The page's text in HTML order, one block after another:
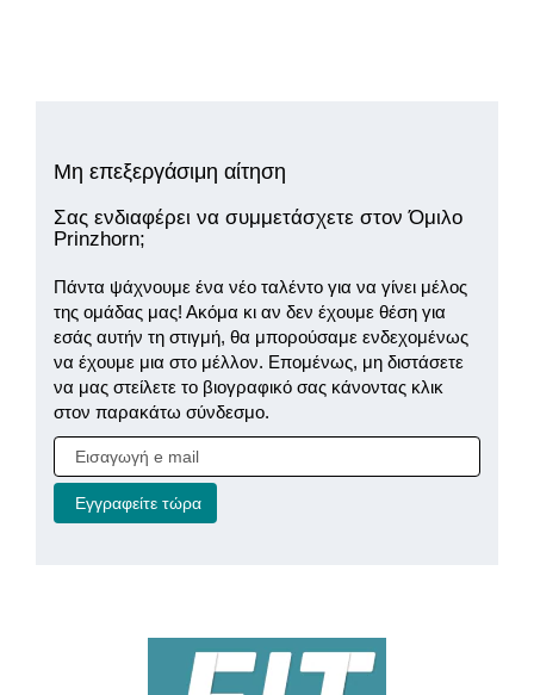
Μη επεξεργάσιμη αίτηση
Σας ενδιαφέρει να συμμετάσχετε στον Όμιλο
Prinzhorn;
Πάντα ψάχνουμε ένα νέο ταλέντο για να γίνει μέλος
της ομάδας μας! Ακόμα κι αν δεν έχουμε θέση για
εσάς αυτήν τη στιγμή, θα μπορούσαμε ενδεχομένως
να έχουμε μια στο μέλλον. Επομένως, μη διστάσετε
να μας στείλετε το βιογραφικό σας κάνοντας κλικ
στον παρακάτω σύνδεσμο.